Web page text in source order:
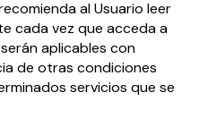
al Usuario leer
cada vez que acceda a
aplicables con
de otras condiciones
servicios que se